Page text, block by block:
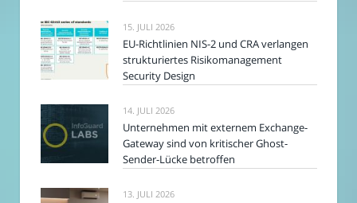
15. JULI 2026
EU-Richtlinien NIS-2 und CRA verlangen
strukturiertes Risikomanagement
Security Design
14. JULI 2026
Unternehmen mit externem Exchange-
Gateway sind von kritischer Ghost-
Sender-Lücke betroffen
13. JULI 2026